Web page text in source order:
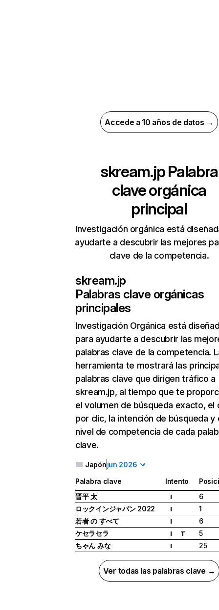
Accede a 10 años de datos →
skream.jpPalabra
clave orgánica
principal
Investigación orgánica está
ayudarte a descubrir las mejores
clave de la competencia.
skream.jp
Palabras clave orgánicas
principales
Investigación Orgánica está
para ayudarte a descubrir las
palabras clave de la competencia.
herramienta te mostrará las
palabras clave que dirigen tráfico a
skream.jp, al tiempo que te
el volumen de búsqueda exacto, el
por clic, la intención de búsqueda y
nivel de competencia de cada
clave.
Japónjun 2026
Palabra clave Intento
晋平 太
I
6
ロックインジャパン 2022
I
1
若者 の すべて
I
6
ケセラセラ
I T
5
ちゃん みな
I 25
Ver todas las palabras clave →